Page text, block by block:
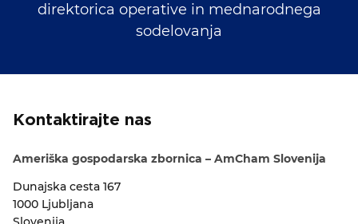
direktorica operative in mednarodnega
sodelovanja
Kontaktirajte nas
Ameriška gospodarska zbornica – AmCham Slovenija
Dunajska cesta 167
1000 Ljubljana